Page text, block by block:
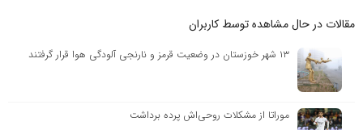
مقالات در حال مشاهده توسط کاربران
۱۳ شهر خوزستان در وضعیت قرمز و نارنجی آلودگی هوا قرار گرفتند
موراتا از مشکلات روحی‌اش پرده برداشت